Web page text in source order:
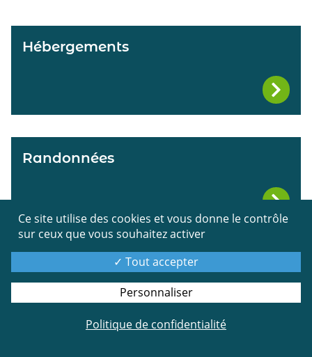
Hébergements
Randonnées
Musée "Les Pousse-cailloux"
Ce site utilise des cookies et vous donne le contrôle
sur ceux que vous souhaitez activer
Tout accepter
Personnaliser
Politique de confidentialité